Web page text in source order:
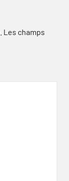
Les champs